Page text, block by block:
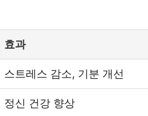
효과
스트레스 감소, 기분 개선
정신 건강 향상